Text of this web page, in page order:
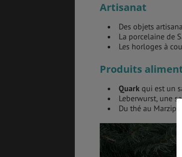
Artisanat
Des objets
La porcelaine de
Les horloges à
Produits
Quark qui est un
Leberwurst, une
Du thé au Marzipan.